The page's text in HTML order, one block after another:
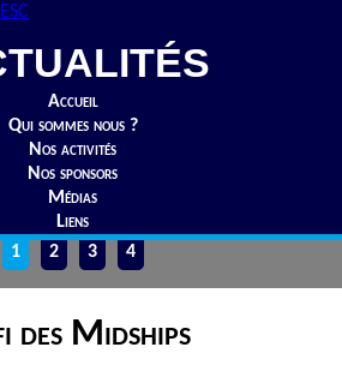
Accueil
Qui sommes nous ?
Nos activités
Nos sponsors
Médias
Liens
1
2 3 4
des Midships